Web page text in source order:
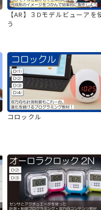
【AR】３Dモデルビューアを
う
コロックル